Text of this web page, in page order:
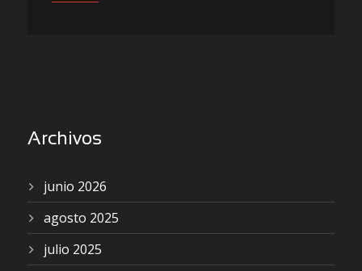
Archivos
junio 2026
agosto 2025
julio 2025